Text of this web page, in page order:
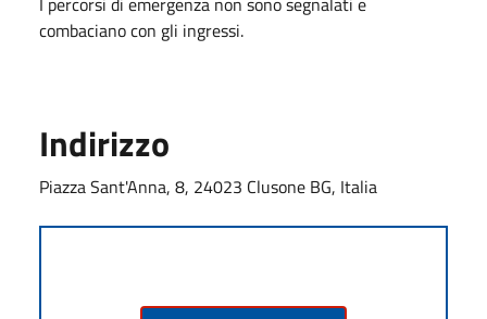
combaciano con gli ingressi.
Indirizzo
Piazza Sant'Anna, 8, 24023 Clusone BG, Italia